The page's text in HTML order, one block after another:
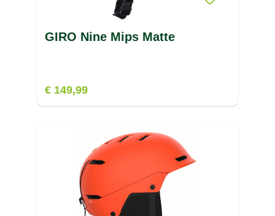
GIRO Nine Mips Matte
€ 149,99